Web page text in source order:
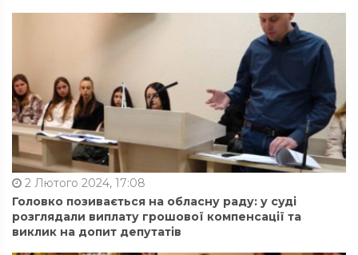
2 Лютого 2024, 17:08
Головко позивається на обласну раду: у суді
розглядали виплату грошової компенсації та
виклик на допит депутатів